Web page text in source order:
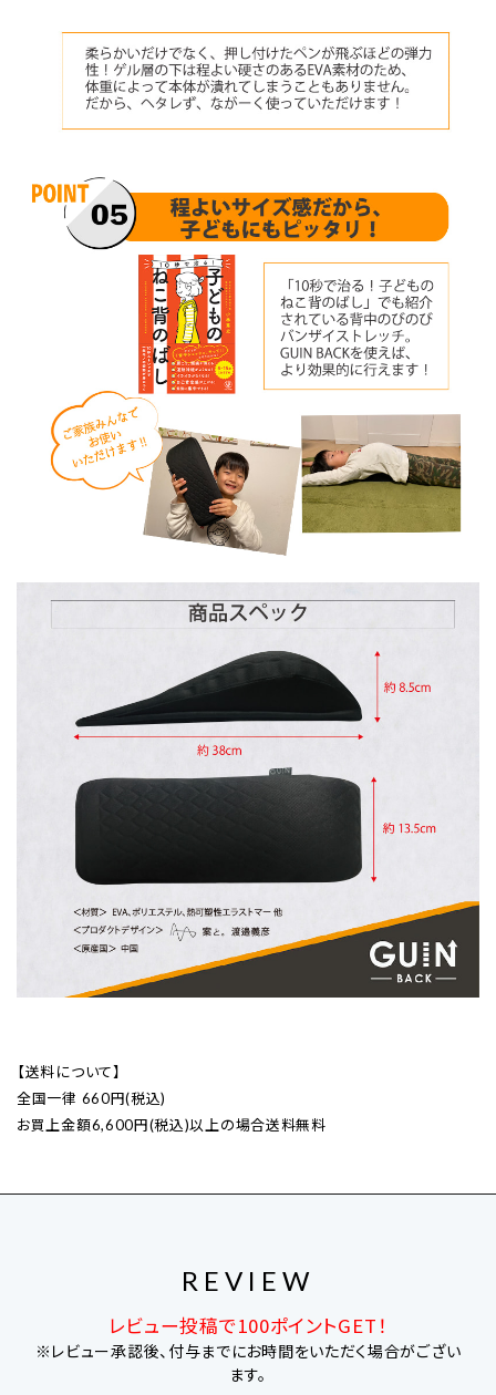
【送料について】
全国一律 660円(税込)
お買上金額6,600円(税込)以上の場合送料無料
REVIEW
レビュー投稿で100ポイントGET！
※レビュー承認後、付与までにお時間をいただく場合がござい
ます。